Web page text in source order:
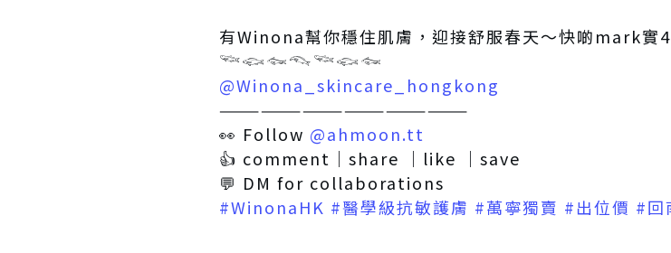
有Winona幫你穩住肌膚，迎接舒服春天～快啲mark實
𓆝𓆟𓆜𓆞𓆝𓆟𓆜
@Winona_skincare_hongkong
——————————————————
👀 Follow @ahmoon.tt
👍 comment｜share ｜like ｜save
💬 DM for collaborations
#WinonaHK #醫學級抗敏護膚 #萬寧獨賣 #出位價 #回